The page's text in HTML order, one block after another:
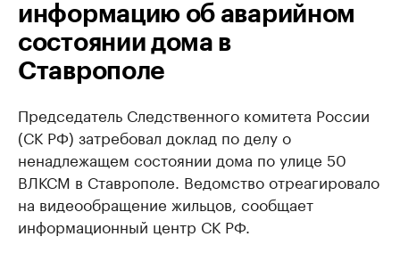
информацию об аварийном
состоянии дома в
Ставрополе
Председатель Следственного комитета России
(СК РФ) затребовал доклад по делу о
ненадлежащем состоянии дома по улице 50
ВЛКСМ в Ставрополе. Ведомство отреагировало
на видеообращение жильцов, сообщает
информационный центр СК РФ.